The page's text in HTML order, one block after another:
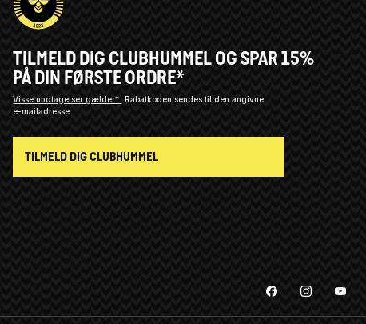
TILMELD DIG CLUBHUMMEL OG SPAR 15%
PÅ DIN FØRSTE ORDRE*
Visse undtagelser gælder*
Rabatkoden sendes til den angivne
e-mailadresse.
TILMELD DIG CLUBHUMMEL